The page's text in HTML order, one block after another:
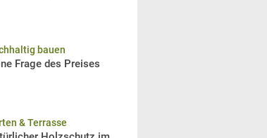
bauen
Frage des Preises
& Terrasse